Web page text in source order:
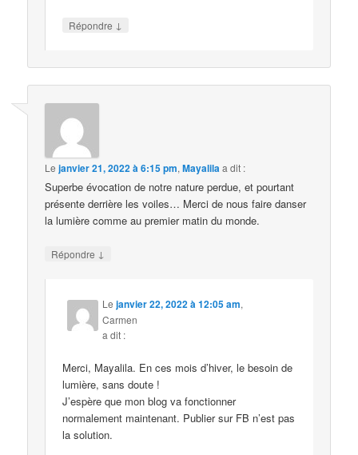
Répondre ↓
Lejanvier 21, 2022 à 6:15 pm,Mayalila a dit :
Superbe évocation de notre nature perdue, et pourtant
présente derrière les voiles… Merci de nous faire danser
la lumière comme au premier matin du monde.
Répondre ↓
Lejanvier 22, 2022 à 12:05 am,
Carmen
a dit :
Merci, Mayalila. En ces mois d’hiver, le besoin de
lumière, sans doute !
J’espère que mon blog va fonctionner
normalement maintenant. Publier sur FB n’est pas
la solution.